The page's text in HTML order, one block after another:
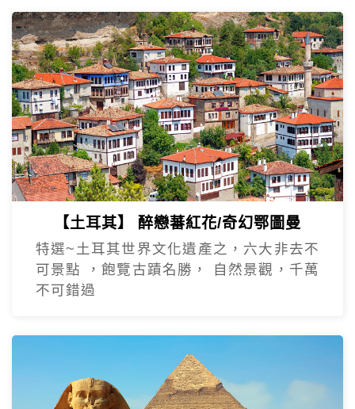
【土耳其】 醉戀蕃紅花/奇幻鄂圖曼
特選~土耳其世界文化遺產之，六大非去不
可景點 ，飽覽古蹟名勝， 自然景觀，千萬
不可錯過